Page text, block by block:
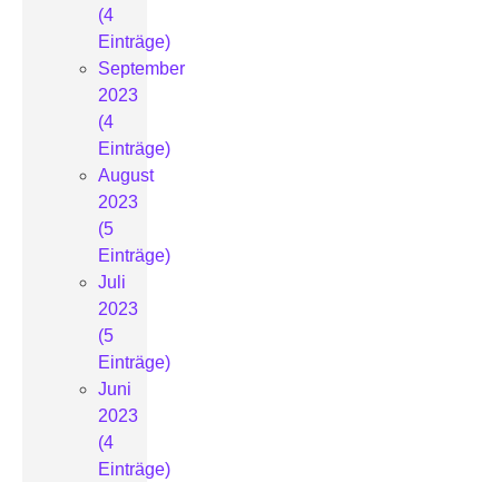
(4
Einträge)
September
2023
(4
Einträge)
August
2023
(5
Einträge)
Juli
2023
(5
Einträge)
Juni
2023
(4
Einträge)